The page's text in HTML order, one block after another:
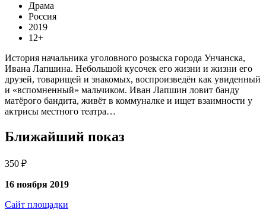
Драма
Россия
2019
12+
История начальника уголовного розыска города Унчанска,
Ивана Лапшина. Небольшой кусочек его жизни и жизни его
друзей, товарищей и знакомых, воспроизведён как увиденный
и «вспомненный» мальчиком. Иван Лапшин ловит банду
матёрого бандита, живёт в коммуналке и ищет взаимности у
актрисы местного театра…
Ближайший показ
350 ₽
16 ноября 2019
Сайт площадки